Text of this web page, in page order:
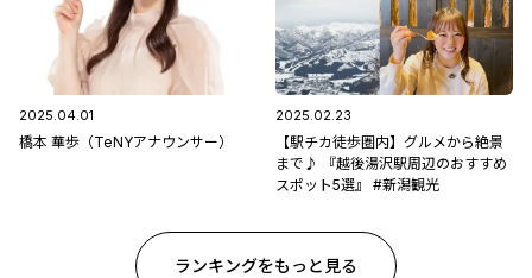
2025.04.01
橋本 華歩（TeNYアナウンサー）
2025.02.23
【駅チカ徒歩圏内】グルメから絶景
まで♪ 『越後湯沢駅周辺のおすすめ
スポット5選』 #新潟観光
ランキングをもっと見る